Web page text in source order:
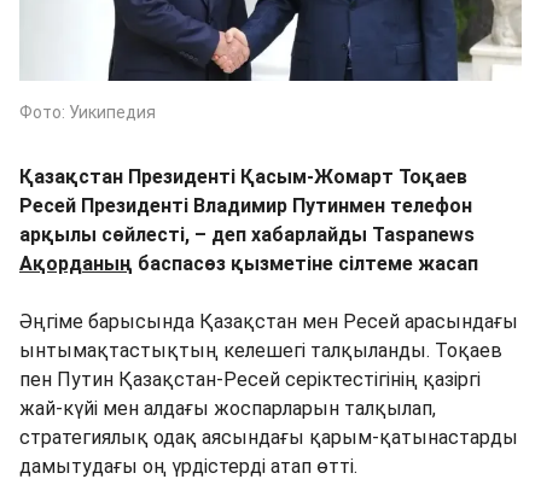
Фото: Уикипедия
Қазақстан Президенті Қасым-Жомарт Тоқаев
Ресей Президенті Владимир Путинмен телефон
арқылы сөйлесті, – деп хабарлайды Taspanews
Ақорданың баспасөз қызметіне сілтеме жасап
Әңгіме барысында Қазақстан мен Ресей арасындағы
ынтымақтастықтың келешегі талқыланды. Тоқаев
пен Путин Қазақстан-Ресей серіктестігінің қазіргі
жай-күйі мен алдағы жоспарларын талқылап,
стратегиялық одақ аясындағы қарым-қатынастарды
дамытудағы оң үрдістерді атап өтті.